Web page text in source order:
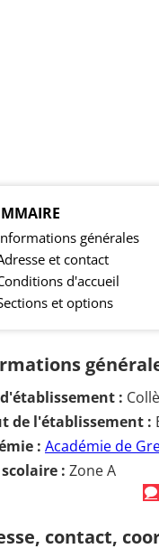
générales
et contact
d'accueil
et options
:
de l'établissement :
: Académie de
: Zone A
contact,